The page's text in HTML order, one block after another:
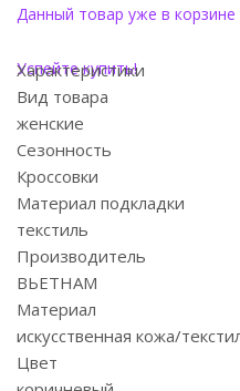
Данный товар уже в корзине
Успейте купить!
Характеристики
Вид товара
женские
Сезонность
Кроссовки
Материал подкладки
текстиль
Производитель
ВЬЕТНАМ
Материал
искусственная кожа/
Цвет